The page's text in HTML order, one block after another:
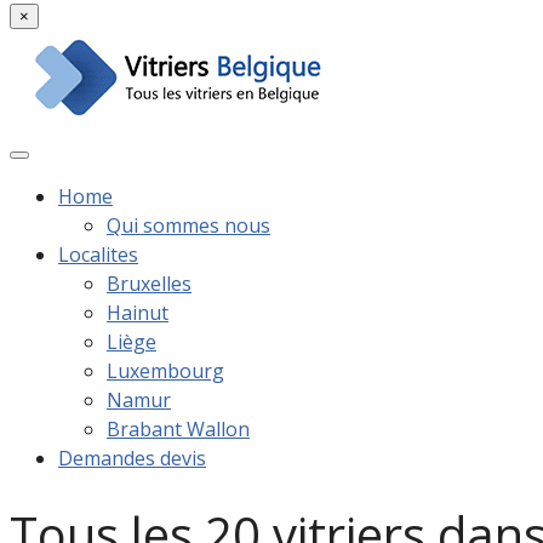
×
Home
Qui sommes nous
Localites
Bruxelles
Hainut
Liège
Luxembourg
Namur
Brabant Wallon
Demandes devis